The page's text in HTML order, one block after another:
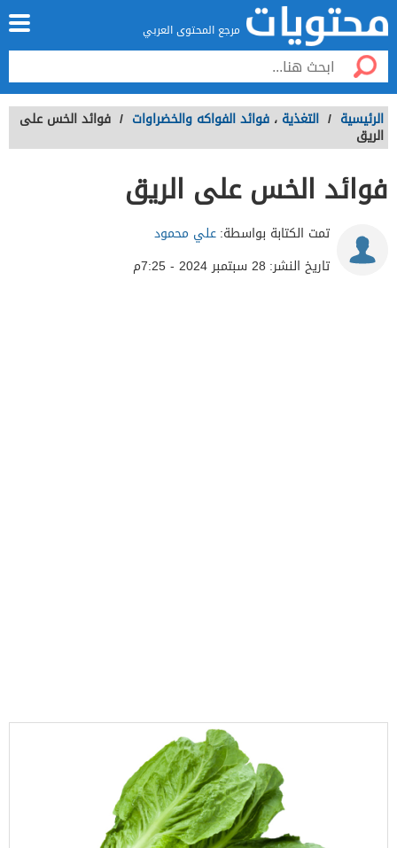
مرجع المحتوى العربي
الرئيسية / التغذية ، فوائد الفواكه والخضراوات / فوائد الخس على
الريق
فوائد الخس على الريق
تمت الكتابة بواسطة:علي محمود
تاريخ النشر: 28 سبتمبر 2024 - 7:25م